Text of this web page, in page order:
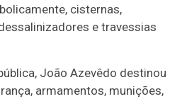
cisternas,
e travessias
João Azevêdo destinou
armamentos, munições,